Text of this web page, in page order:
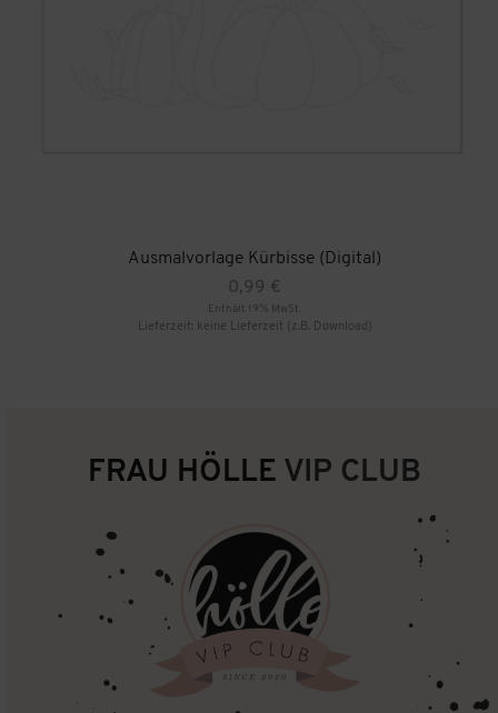
Ausmalvorlage Kürbisse (Digital)
0,99 €
Enthält 19% MwSt.
Lieferzeit: keine Lieferzeit (z.B. Download)
FRAU HÖLLE VIP CLUB